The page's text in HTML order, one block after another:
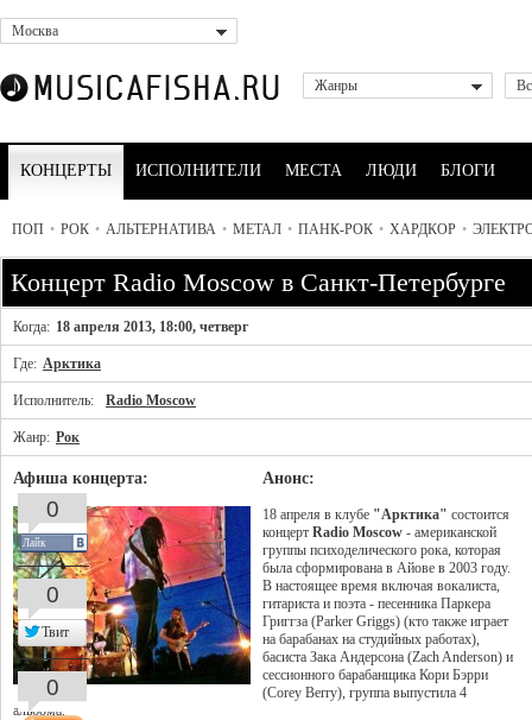
Москва
Жанры
КОНЦЕРТЫ ИСПОЛНИТЕЛИ МЕСТА ЛЮДИ БЛОГИ
ПОП • РОК • АЛЬТЕРНАТИВА • МЕТАЛ • ПАНК-РОК • ХАРДКОР •
Концерт Radio Moscow в Санкт-Петербурге
Когда: 18 апреля 2013, 18:00, четверг
Где: Арктика
Исполнитель: Radio Moscow
Жанр: Рок
Афиша концерта: Анонс:
18 апреля в клубе "Арктика" состоится
концерт Radio Moscow - американской
группы психоделического рока, которая
была сформирована в Айове в 2003 году.
В настоящее время включая вокалиста,
гитариста и поэта - песенника Паркера
Григгза (Parker Griggs) (кто также играет
на барабанах на студийных работах),
басиста Зака Андерсона (Zach Anderson) и
сессионного барабанщика Кори Бэрри
(Corey Berry), группа выпустила 4
альбома.
0
Лайк
0
Твит
0